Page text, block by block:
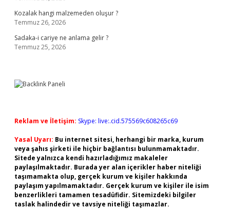
Kozalak hangi malzemeden oluşur ?
Temmuz 26, 2026
Sadaka-i cariye ne anlama gelir ?
Temmuz 25, 2026
Reklam ve İletişim: Skype: live:.cid.575569c608265c69
Yasal Uyarı: Bu internet sitesi, herhangi bir marka, kurum
veya şahıs şirketi ile hiçbir bağlantısı bulunmamaktadır.
Sitede yalnızca kendi hazırladığımız makaleler
paylaşılmaktadır. Burada yer alan içerikler haber niteliği
taşımamakta olup, gerçek kurum ve kişiler hakkında
paylaşım yapılmamaktadır. Gerçek kurum ve kişiler ile isim
benzerlikleri tamamen tesadüfidir. Sitemizdeki bilgiler
taslak halindedir ve tavsiye niteliği taşımazlar.